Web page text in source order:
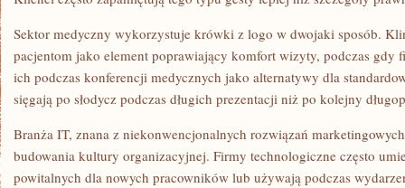
Sektor medyczny wykorzystuje krówki z logo w dwojaki sposób.
pacjentom jako element poprawiający komfort wizyty, podczas gdy
ich podczas konferencji medycznych jako alternatywy dla
sięgają po słodycz podczas długich prezentacji niż po kolejny
Branża IT, znana z niekonwencjonalnych rozwiązań
budowania kultury organizacyjnej. Firmy technologiczne często
powitalnych dla nowych pracowników lub używają podczas